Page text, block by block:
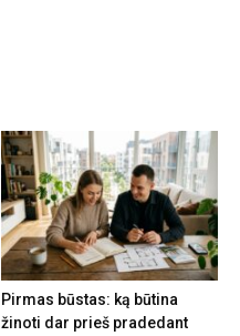
Pirmas būstas: ką būtina
žinoti dar prieš pradedant